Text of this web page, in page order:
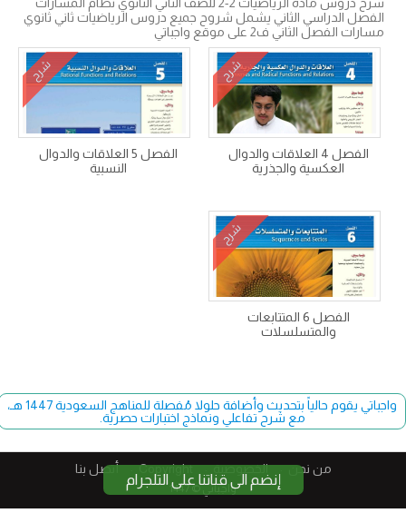
إنضم الى قناتنا على التلجرام
الفصل الدراسي الثاني يشمل شروح جميع دروس الرياضيات ثاني ثانوي
مسارات الفصل الثاني ف2 على موقع واجباتي
شرح
الفصل 4 العلاقات والدوال
العكسية والجذرية
شرح
الفصل 5 العلاقات والدوال
النسبية
شرح
الفصل 6 المتتابعات
والمتسلسلات
واجباتي يقوم حالياً بتحديث وأضافة حلولا مُفصلة للمناهج السعودية 1447 هـ،
مع شرح تفاعلي ونماذج اختبارات حصرية.
من نحن الخصوصية Copyright​ أتصل بنا
واجباتي © 1447